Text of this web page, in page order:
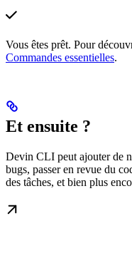
Vous êtes prêt. Pour
Commandes essentielles.
Et ensuite ?
Devin CLI peut ajouter de
bugs, passer en revue du
des tâches, et bien plus